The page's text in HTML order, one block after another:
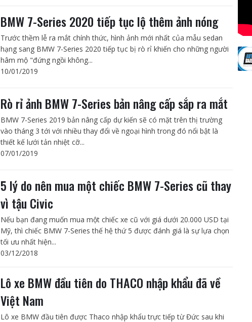
BMW 7-Series 2020 tiếp tục lộ thêm ảnh nóng
Trước thềm lễ ra mắt chính thức, hình ảnh mới nhất của mẫu sedan
hạng sang BMW 7-Series 2020 tiếp tục bị rò rỉ khiến cho những người
hâm mộ "đứng ngồi không...
10/01/2019
Rò rỉ ảnh BMW 7-Series bản nâng cấp sắp ra mắt
BMW 7-Series 2019 bản nâng cấp dự kiến sẽ có mặt trên thị trường
vào tháng 3 tới với nhiều thay đổi về ngoại hình trong đó nổi bật là
thiết kế lưới tản nhiệt cỡ...
07/01/2019
5 lý do nên mua một chiếc BMW 7-Series cũ thay
vì tậu Civic
Nếu bạn đang muốn mua một chiếc xe cũ với giá dưới 20.000 USD tại
Mỹ, thì chiếc BMW 7-Series thế hệ thứ 5 được đánh giá là sự lựa chọn
tối ưu nhất hiện...
03/12/2018
Lô xe BMW đầu tiên do THACO nhập khẩu đã về
Việt Nam
Lô xe BMW đầu tiên được Thaco nhập khẩu trực tiếp từ Đức sau khi